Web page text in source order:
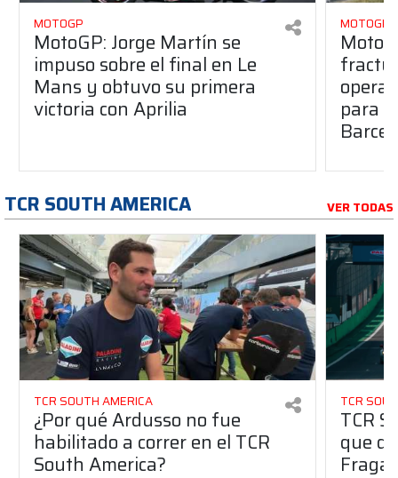
MOTOGP
MotoGP: Jorge Martín se
impuso sobre el final en Le
Mans y obtuvo su primera
victoria con Aprilia
MOTOGP
para
TCR SOUTH AMERICA VER TODAS
TCR SOUTH AMERICA
¿Por qué Ardusso no fue
habilitado a correr en el TCR
South America?
TCR
TCR
que
Fraga